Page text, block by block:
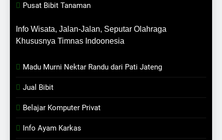
Pusat Bibit Tanaman
Info Wisata, Jalan-Jalan, Seputar Olahraga
Khususnya Timnas Indoonesia
Madu Murni Nektar Randu dari Pati Jateng
Jual Bibit
Belajar Komputer Privat
Info Ayam Karkas